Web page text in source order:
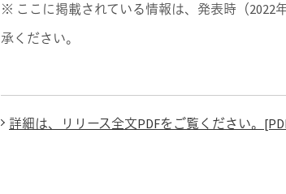
※ ここに掲載されている情報は、発表時（2022
承ください。
詳細は、リリース全文PDFをご覧ください。